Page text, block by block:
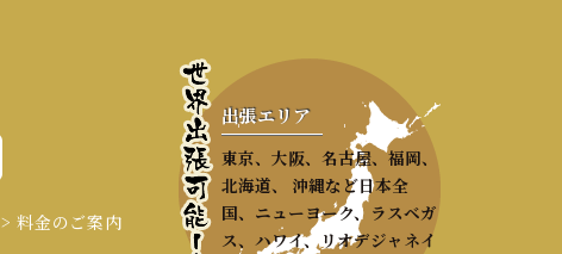
> 料金のご案内
出張エリア
東京、大阪、名古屋、福岡、
北海道、 沖縄など日本全
国、ニューヨーク、ラスベガ
ス、ハワイ、リオデジャネイ